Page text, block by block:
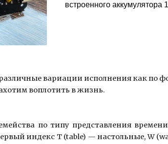
встроенного аккумулятора
вариации исполнения как по
воплотить в жизнь.
по типу представления
индекс T (table) — настольные, W